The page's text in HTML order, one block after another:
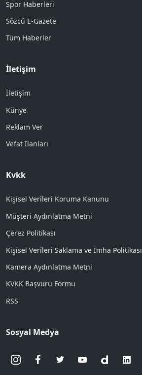
Spor Haberleri
Sözcü E-Gazete
Tüm Haberler
İletişim
İletişim
Künye
Reklam Ver
Vefat İlanları
Kvkk
Kişisel Verileri Koruma Kanunu
Müşteri Aydınlatma Metni
Çerez Politikası
Kişisel Verileri Saklama ve İmha Politikası
Kamera Aydınlatma Metni
KVKK Başvuru Formu
RSS
Sosyal Medya